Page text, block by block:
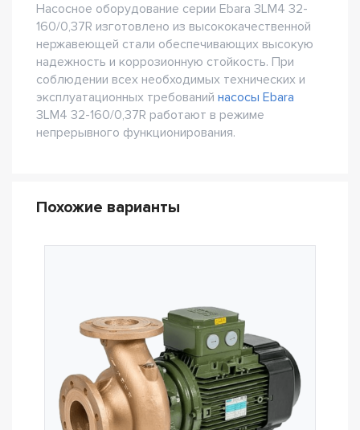
Насосное оборудование серии Ebara 3LM4 32-
160/0,37R изготовлено из высококачественной
нержавеющей стали обеспечивающих высокую
надежность и коррозионную стойкость. При
соблюдении всех необходимых технических и
эксплуатационных требований насосы Ebara
3LM4 32-160/0,37R работают в режиме
непрерывного функционирования.
Похожие варианты